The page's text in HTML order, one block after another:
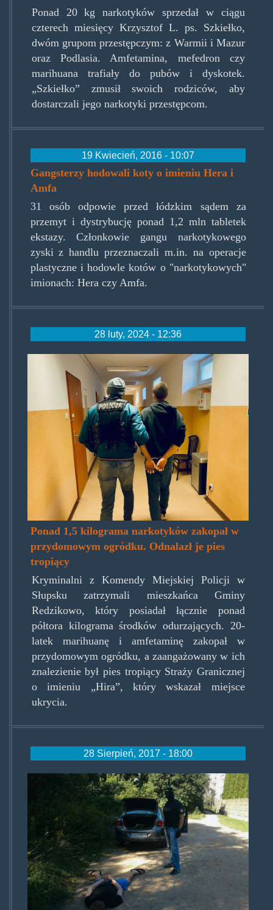
Ponad 20 kg narkotyków sprzedał w ciągu
czterech miesięcy Krzysztof L. ps. Szkiełko,
dwóm grupom przestępczym: z Warmii i Mazur
oraz Podlasia. Amfetamina, mefedron czy
marihuana trafiały do pubów i dyskotek.
„Szkiełko” zmusił swoich rodziców, aby
dostarczali jego narkotyki przestępcom.
19 Kwiecień, 2016 - 10:07
Gangsterzy hodowali koty o imieniu Hera i
Amfa
31 osób odpowie przed łódzkim sądem za
przemyt i dystrybucję ponad 1,2 mln tabletek
ekstazy. Członkowie gangu narkotykowego
zyski z handlu przeznaczali m.in. na operacje
plastyczne i hodowle kotów o "narkotykowych"
imionach: Hera czy Amfa.
28 luty, 2024 - 12:36
385-
230402.jpg
Ponad 1,5 kilograma narkotyków zakopał w
przydomowym ogródku. Odnalazł je pies
tropiący
Kryminalni z Komendy Miejskiej Policji w
Słupsku zatrzymali mieszkańca Gminy
Redzikowo, który posiadał łącznie ponad
półtora kilograma środków odurzających. 20-
latek marihuanę i amfetaminę zakopał w
przydomowym ogródku, a zaangażowany w ich
znalezienie był pies tropiący Straży Granicznej
o imieniu „Hira”, który wskazał miejsce
ukrycia.
28 Sierpień, 2017 - 18:00
cbsp280817a.jpg